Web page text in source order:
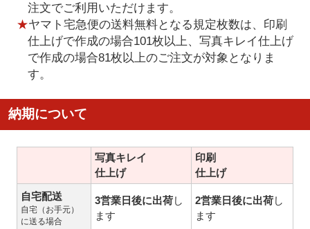
注文でご利用いただけます。
★ヤマト宅急便の送料無料となる規定枚数は、印刷
仕上げで作成の場合101枚以上、写真キレイ仕上げ
で作成の場合81枚以上のご注文が対象となりま
す。
納期について
写真キレイ
仕上げ
印刷
仕上げ
自宅配送
自宅（お手元）
に送る場合
3営業日後に出荷し
ます
2営業日後に出荷し
ます